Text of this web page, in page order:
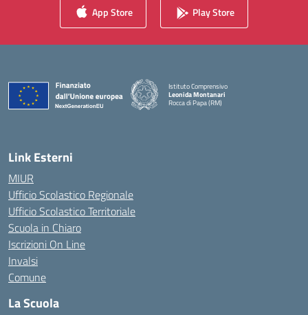
App Store Play Store
Istituto Comprensivo
Leonida Montanari
Rocca di Papa (RM)
— Visita la pagina iniziale della scuola
Link Esterni
MIUR
Ufficio Scolastico Regionale
Ufficio Scolastico Territoriale
Scuola in Chiaro
Iscrizioni On Line
Invalsi
Comune
La Scuola